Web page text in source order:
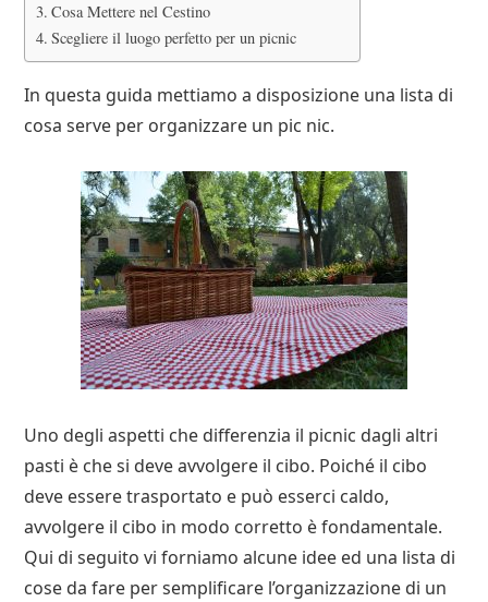
Cosa Mettere nel Cestino
Scegliere il luogo perfetto per un picnic
In questa guida mettiamo a disposizione una lista di
cosa serve per organizzare un pic nic.
Uno degli aspetti che differenzia il picnic dagli altri
pasti è che si deve avvolgere il cibo. Poiché il cibo
deve essere trasportato e può esserci caldo,
avvolgere il cibo in modo corretto è fondamentale.
Qui di seguito vi forniamo alcune idee ed una lista di
cose da fare per semplificare l’organizzazione di un